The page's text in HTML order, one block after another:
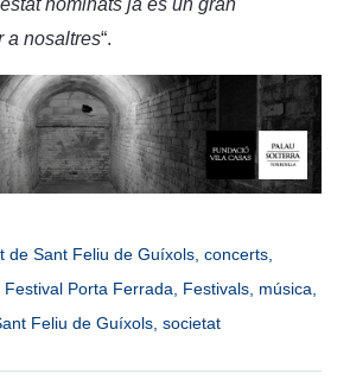
nominats ja és un gran
a nosaltres“.
de Sant Feliu de Guíxols, concerts,
Festival Porta Ferrada Festivals música
Feliu de Guíxols societat